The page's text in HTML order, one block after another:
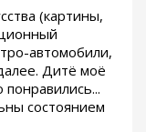
(картины,
автомобили,
Дитё моё
понравились...
состоянием